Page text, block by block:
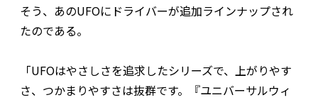
そう、あのUFOにドライバーが追加ラインナップされ
たのである。
「UFOはやさしさを追求したシリーズで、上がりやす
さ、つかまりやすさは抜群です。『ユニバーサルウィ